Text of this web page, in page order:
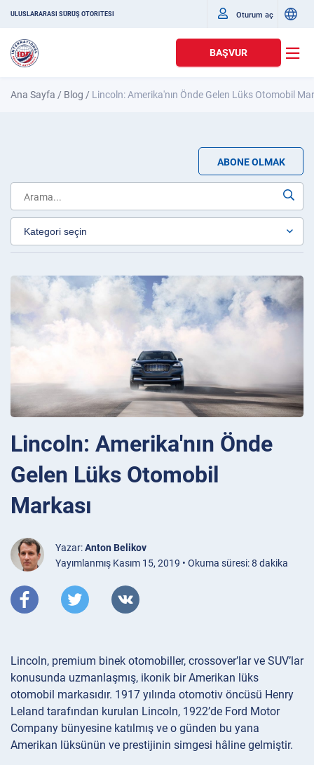
ULUSLARARASI SÜRÜŞ OTORITESI Oturum aç
BAŞVUR
Ana Sayfa / Blog / Lincoln: Amerika'nın Önde Gelen Lüks Otomobil
ABONE OLMAK
Lincoln: Amerika'nın Önde
Gelen Lüks Otomobil
Markası
Yazar:Anton Belikov
Yayımlanmış Kasım 15, 2019 • Okuma süresi: 8 dakika
Lincoln, premium binek otomobiller, crossover’lar ve SUV’lar
konusunda uzmanlaşmış, ikonik bir Amerikan lüks
otomobil markasıdır. 1917 yılında otomotiv öncüsü Henry
Leland tarafından kurulan Lincoln, 1922’de Ford Motor
Company bünyesine katılmış ve o günden bu yana
Amerikan lüksünün ve prestijinin simgesi hâline gelmiştir.